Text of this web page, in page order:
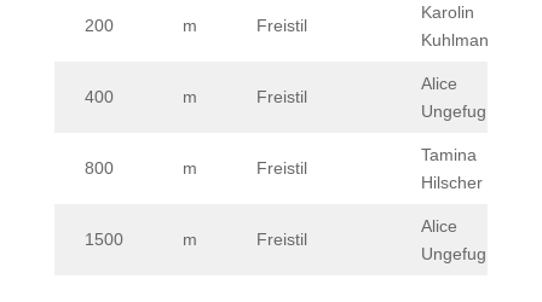
200 m Freistil
Karolin
Kuhlmann
400 m Freistil
Alice
Ungefug
800 m Freistil
Tamina
Hilscher
1500 m Freistil
Alice
Ungefug